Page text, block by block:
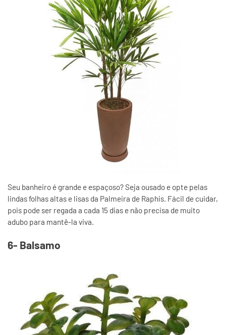
Seu banheiro é grande e espaçoso? Seja ousado e opte pelas
lindas folhas altas e lisas da Palmeira de Raphis. Fácil de cuidar,
pois pode ser regada a cada 15 dias e não precisa de muito
adubo para mantê-la viva.
6- Balsamo